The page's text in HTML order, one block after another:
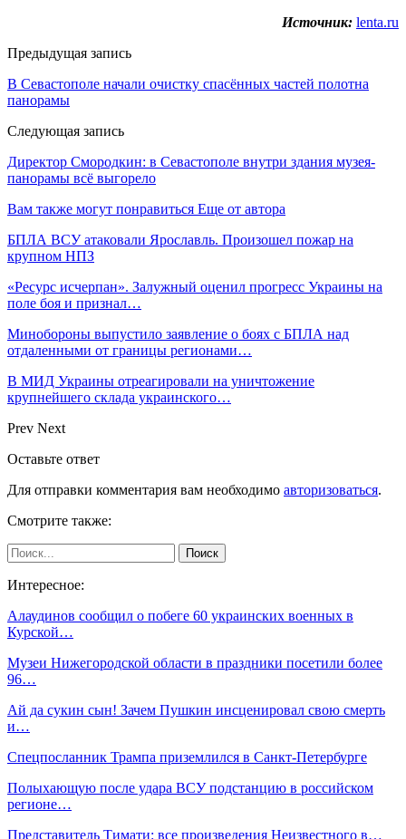
Источник: lenta.ru
Предыдущая запись
В Севастополе начали очистку спасённых частей полотна
панорамы
Следующая запись
Директор Смородкин: в Севастополе внутри здания музея-
панорамы всё выгорело
Вам также могут понравиться Еще от автора
БПЛА ВСУ атаковали Ярославль. Произошел пожар на
крупном НПЗ
«Ресурс исчерпан». Залужный оценил прогресс Украины на
поле боя и признал…
Минобороны выпустило заявление о боях с БПЛА над
отдаленными от границы регионами…
В МИД Украины отреагировали на уничтожение
крупнейшего склада украинского…
Prev Next
Оставьте ответ
Для отправки комментария вам необходимо авторизоваться.
Смотрите также:
Интересное:
Алаудинов сообщил о побеге 60 украинских военных в
Курской…
Музеи Нижегородской области в праздники посетили более
96…
Ай да сукин сын! Зачем Пушкин инсценировал свою смерть
и…
Спецпосланник Трампа приземлился в Санкт-Петербурге
Полыхающую после удара ВСУ подстанцию в российском
регионе…
Представитель Тимати: все произведения Неизвестного в…